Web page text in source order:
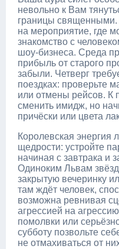
невольно к Вам
границы священными.
на мероприятие, где
знакомство с
шоу-бизнеса. Среда
прибыль от старого
забыли. Четверг
поездках: проверьте
или отмены рейсов. К
сменить имидж, но
причёски или цвета
Королевская энергия
щедрости: устройте
начиная с завтрака и
Одиноким Львам
закрытую вечеринку
там ждёт человек,
возможна ревнивая
агрессией на
помолвки или
субботу позвольте
не отмахиваться от